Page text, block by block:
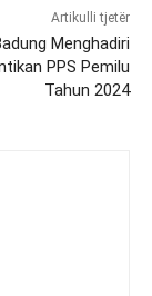
Artikulli tjetër
Menghadiri
PPS Pemilu
Tahun 2024